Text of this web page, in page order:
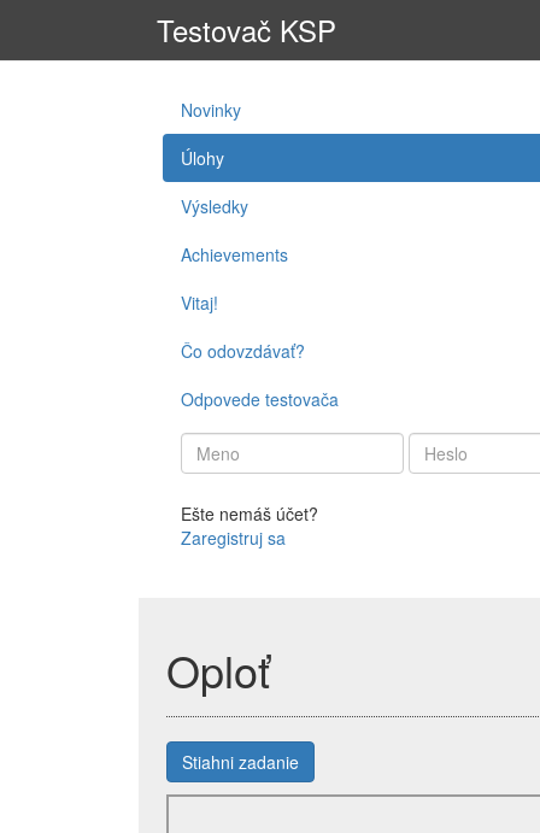
Testovač KSP
Novinky
Úlohy
Výsledky
Achievements
Vitaj!
Čo odovzdávať?
Odpovede testovača
Ešte nemáš účet?
Zaregistruj sa
Oploť
Stiahni zadanie